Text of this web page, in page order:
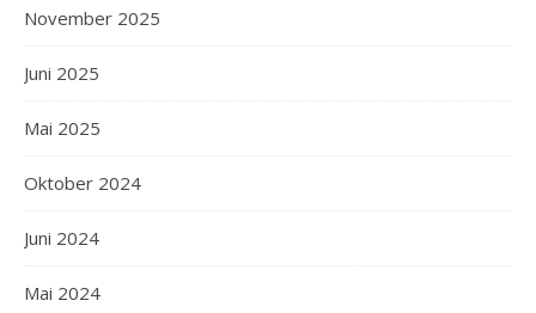
November 2025
Juni 2025
Mai 2025
Oktober 2024
Juni 2024
Mai 2024